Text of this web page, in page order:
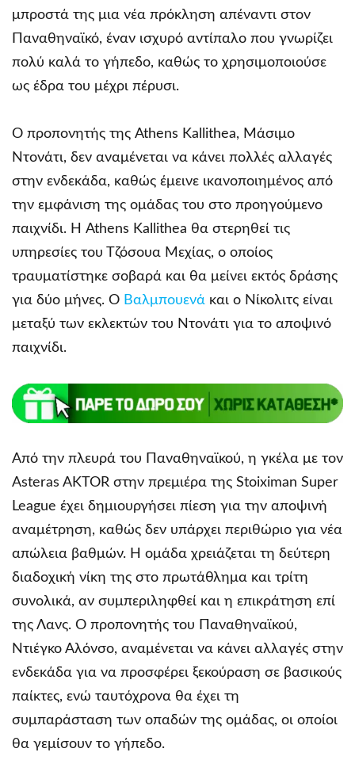
μπροστά της μια νέα πρόκληση απέναντι στον
Παναθηναϊκό, έναν ισχυρό αντίπαλο που γνωρίζει
πολύ καλά το γήπεδο, καθώς το χρησιμοποιούσε
ως έδρα του μέχρι πέρυσι.
Ο προπονητής της Athens Kallithea, Μάσιμο
Ντονάτι, δεν αναμένεται να κάνει πολλές αλλαγές
στην ενδεκάδα, καθώς έμεινε ικανοποιημένος από
την εμφάνιση της ομάδας του στο προηγούμενο
παιχνίδι. Η Athens Kallithea θα στερηθεί τις
υπηρεσίες του Τζόσουα Μεχίας, ο οποίος
τραυματίστηκε σοβαρά και θα μείνει εκτός δράσης
για δύο μήνες. Ο Βαλμπουενά και ο Νίκολιτς είναι
μεταξύ των εκλεκτών του Ντονάτι για το αποψινό
παιχνίδι.
Από την πλευρά του Παναθηναϊκού, η γκέλα με τον
Asteras AKTOR στην πρεμιέρα της Stoiximan Super
League έχει δημιουργήσει πίεση για την αποψινή
αναμέτρηση, καθώς δεν υπάρχει περιθώριο για νέα
απώλεια βαθμών. Η ομάδα χρειάζεται τη δεύτερη
διαδοχική νίκη της στο πρωτάθλημα και τρίτη
συνολικά, αν συμπεριληφθεί και η επικράτηση επί
της Λανς. Ο προπονητής του Παναθηναϊκού,
Ντιέγκο Αλόνσο, αναμένεται να κάνει αλλαγές στην
ενδεκάδα για να προσφέρει ξεκούραση σε βασικούς
παίκτες, ενώ ταυτόχρονα θα έχει τη
συμπαράσταση των οπαδών της ομάδας, οι οποίοι
θα γεμίσουν το γήπεδο.